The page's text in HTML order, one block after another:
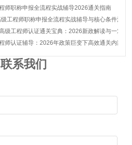
师职称申报全流程实战辅导2026通关指南
工程师职称申报全流程实战辅导与核心条件深度
级工程师认证通关宝典：2026新政解读与一对一
师认证辅导：2026年政策巨变下高效通关内部秘
联系我们